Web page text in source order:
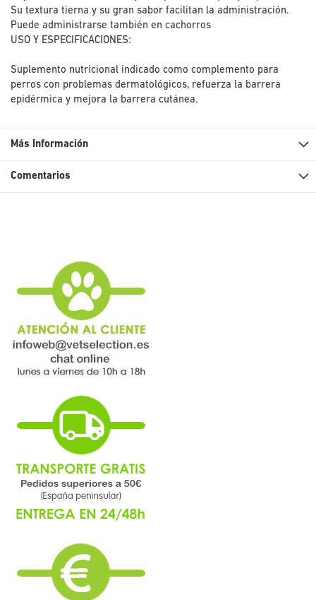
Su textura tierna y su gran sabor facilitan la administración.
Puede administrarse también en cachorros
USO Y ESPECIFICACIONES:
Suplemento nutricional indicado como complemento para
perros con problemas dermatológicos, refuerza la barrera
epidérmica y mejora la barrera cutánea.
Más Información
Comentarios